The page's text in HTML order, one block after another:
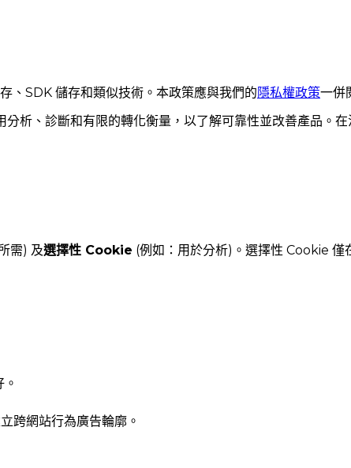
、SDK 儲存和類似技術。本政策應與我們的隱私權政策一併
析、診斷和有限的轉化衡量，以了解可靠性並改善產品。
需) 及選擇性 Cookie (例如：用於分析)。選擇性 Cookie 僅
跨網站行為廣告輪廓。